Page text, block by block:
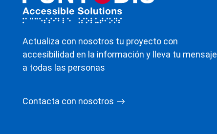
Actualiza con nosotros tu proyecto con
accesibilidad en la información y lleva tu mensaje
a todas las personas
Contacta con nosotros